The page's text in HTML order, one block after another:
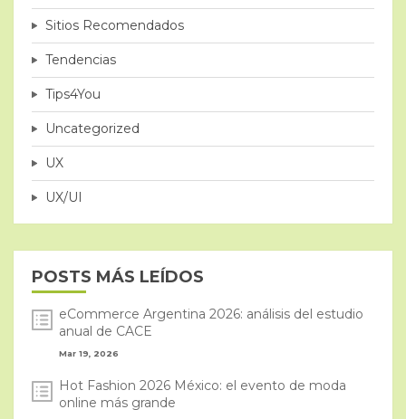
Sitios Recomendados
Tendencias
Tips4You
Uncategorized
UX
UX/UI
POSTS MÁS LEÍDOS
eCommerce Argentina 2026: análisis del estudio
anual de CACE
Mar 19, 2026
Hot Fashion 2026 México: el evento de moda
online más grande